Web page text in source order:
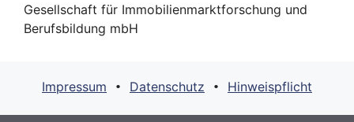
Gesellschaft für Immobilienmarktforschung und
Berufsbildung mbH
Impressum • Datenschutz • Hinweispflicht